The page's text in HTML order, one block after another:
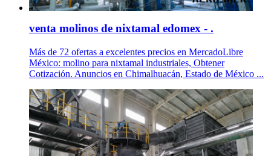
venta molinos de nixtamal edomex - .
Más de 72 ofertas a excelentes precios en MercadoLibre
México: molino para nixtamal industriales, Obtener
Cotización. Anuncios en Chimalhuacán, Estado de México ...